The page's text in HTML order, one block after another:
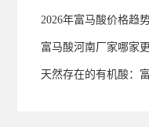
2026年富马酸价格趋
富马酸河南厂家哪家
天然存在的有机酸：